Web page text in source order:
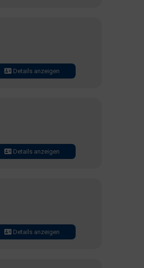
Details anzeigen
Details anzeigen
Details anzeigen